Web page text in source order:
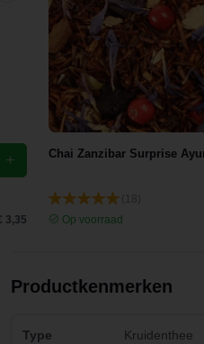
3,35
Chai Zanzibar Surprise
Op voorraad
Productkenmerken
Type Kruidenthee